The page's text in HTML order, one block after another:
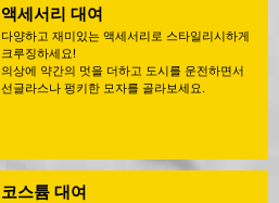
액세서리 대여
다양하고 재미있는 액세서리로 스타일리시하게
크루징하세요!
의상에 약간의 멋을 더하고 도시를 운전하면서
선글라스나 펑키한 모자를 골라보세요.
코스튬 대여